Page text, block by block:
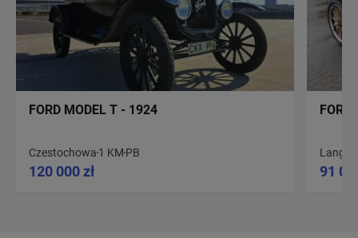
FORD MODEL T - 1924
Czestochowa 1 KM PB
120 000 zł
FORD
91